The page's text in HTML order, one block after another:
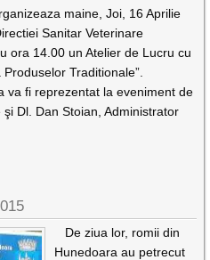
maine, Joi, 16 Aprilie
Sanitar Veterinare
ora 14.00 un Atelier de Lucru cu
Traditionale”.
va fi reprezentat la eveniment de
Dl. Dan Stoian, Administrator
De ziua lor, romii din
Hunedoara au petrecut